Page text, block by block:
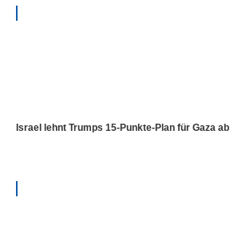
Israel lehnt Trumps 15-Punkte-Plan für Gaza ab